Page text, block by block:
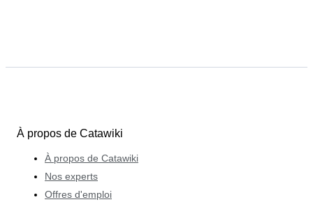
À propos de Catawiki
À propos de Catawiki
Nos experts
Offres d'emploi